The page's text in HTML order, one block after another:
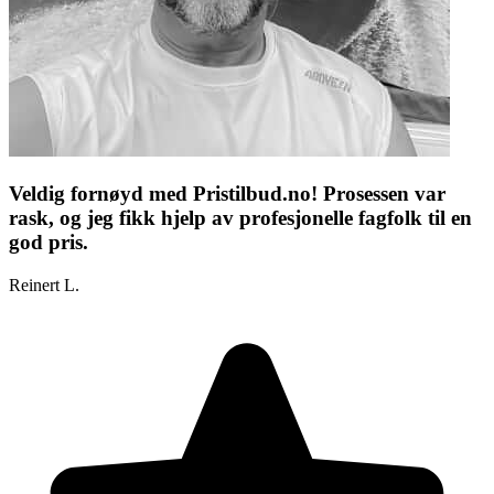
Veldig fornøyd med Pristilbud.no! Prosessen var
rask, og jeg fikk hjelp av profesjonelle fagfolk til en
god pris.
Reinert L.